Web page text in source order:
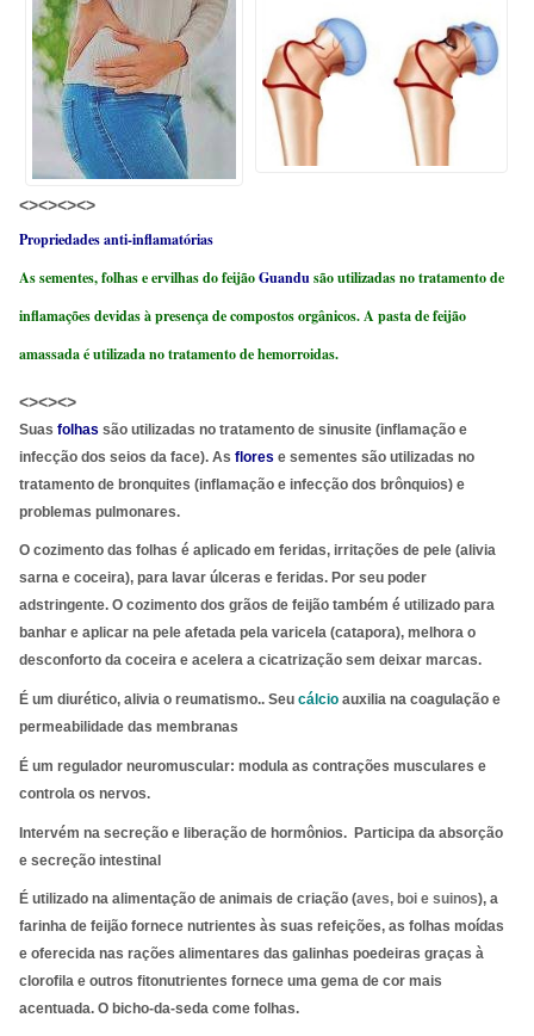
<><><><>
Propriedades anti-inflamatórias
As sementes, folhas e ervilhas do feijãoGuandusão utilizadas no tratamento de
inflamações devidas à presença de compostos orgânicos. A pasta de feijão
amassada é utilizada no tratamento de hemorroidas.
<><><>
Suasfolhas são utilizadas no tratamento de sinusite (inflamação e
infecção dos seios da face). Asflores e sementes são utilizadas no
tratamento de bronquites (inflamação e infecção dos brônquios) e
problemas pulmonares.
O cozimento das folhas é aplicado em feridas, irritações de pele (alivia
sarna e coceira), para lavar úlceras e feridas. Por seu poder
adstringente. O cozimento dos grãos de feijão também é utilizado para
banhar e aplicar na pele afetada pela varicela (catapora), melhora o
desconforto da coceira e acelera a cicatrização sem deixar marcas.
É um diurético, alivia o reumatismo.. Seu cálcio auxilia na coagulação e
permeabilidade das membranas
É um regulador neuromuscular: modula as contrações musculares e
controla os nervos.
Intervém na secreção e liberação de hormônios. Participa da absorção
e secreção intestinal
É utilizado na alimentação de animais de criação (aves, boi e suinos), a
farinha de feijão fornece nutrientes às suas refeições, as folhas moídas
e oferecida nas rações alimentares das galinhas poedeiras graças à
clorofila e outros fitonutrientes fornece uma gema de cor mais
acentuada. O bicho-da-seda come folhas.